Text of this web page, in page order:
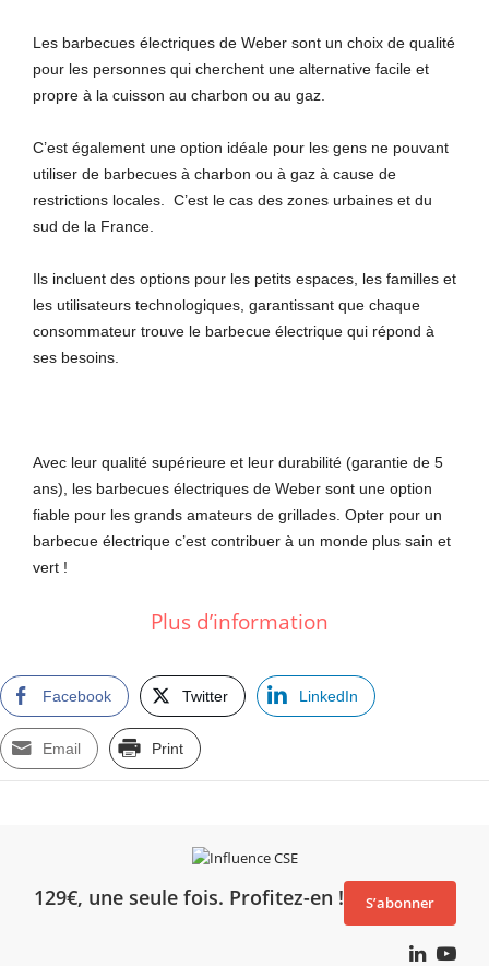
Les barbecues électriques de Weber sont un choix de qualité
pour les personnes qui cherchent une alternative facile et
propre à la cuisson au charbon ou au gaz.
C’est également une option idéale pour les gens ne pouvant
utiliser de barbecues à charbon ou à gaz à cause de
restrictions locales. C’est le cas des zones urbaines et du
sud de la France.
Ils incluent des options pour les petits espaces, les familles et
les utilisateurs technologiques, garantissant que chaque
consommateur trouve le barbecue électrique qui répond à
ses besoins.
Avec leur qualité supérieure et leur durabilité (garantie de 5
ans), les barbecues électriques de Weber sont une option
fiable pour les grands amateurs de grillades. Opter pour un
barbecue électrique c’est contribuer à un monde plus sain et
vert !
Plus d’information
Facebook Twitter LinkedIn
Email Print
129€, une seule fois. Profitez-en ! S’abonner